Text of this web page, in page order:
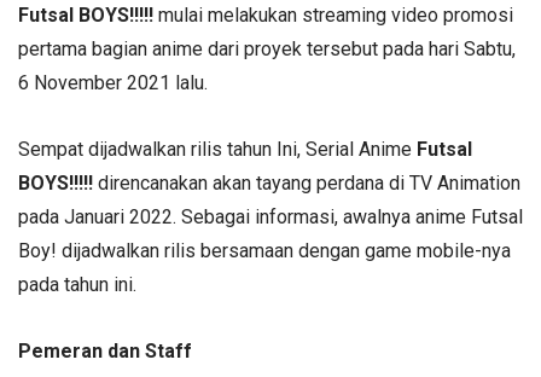
Futsal BOYS!!!!! mulai melakukan streaming video promosi
pertama bagian anime dari proyek tersebut pada hari Sabtu,
6 November 2021 lalu.
Sempat dijadwalkan rilis tahun Ini, Serial Anime Futsal
BOYS!!!!! direncanakan akan tayang perdana di TV Animation
pada Januari 2022. Sebagai informasi, awalnya anime Futsal
Boy! dijadwalkan rilis bersamaan dengan game mobile-nya
pada tahun ini.
Pemeran dan Staff